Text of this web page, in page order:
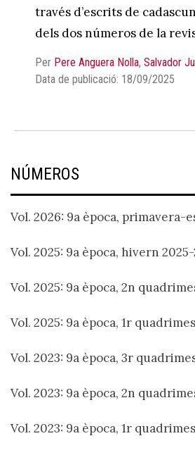
través d’escrits de
dels dos números de la
Per Pere Anguera Nolla, Salvador
Data de publicació: 18/09/2025
NÚMEROS
Vol. 2026: 9a època, primavera-
Vol. 2025: 9a època, hivern
Vol. 2025: 9a època, 2n
Vol. 2025: 9a època, 1r
Vol. 2023: 9a època, 3r
Vol. 2023: 9a època, 2n
Vol. 2023: 9a època, 1r